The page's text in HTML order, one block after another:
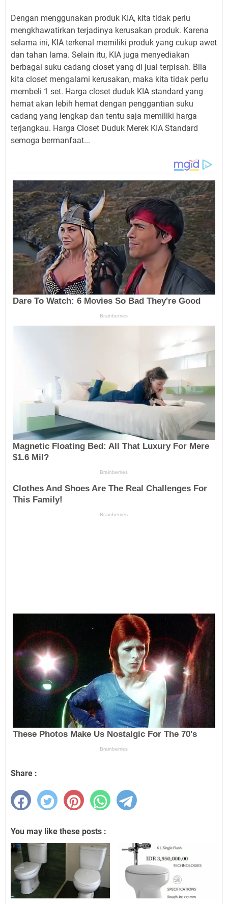
Dengan menggunakan produk KIA, kita tidak perlu
mengkhawatirkan terjadinya kerusakan produk. Karena
selama ini, KIA terkenal memiliki produk yang cukup awet
dan tahan lama. Selain itu, KIA juga menyediakan
berbagai suku cadang closet yang di jual terpisah. Bila
kita closet mengalami kerusakan, maka kita tidak perlu
membeli 1 set. Harga closet duduk KIA standard yang
hemat akan lebih hemat dengan penggantian suku
cadang yang lengkap dan tentu saja memiliki harga
terjangkau. Harga Closet Duduk Merek KIA Standard
semoga bermanfaat...
Share :
You may like these posts :